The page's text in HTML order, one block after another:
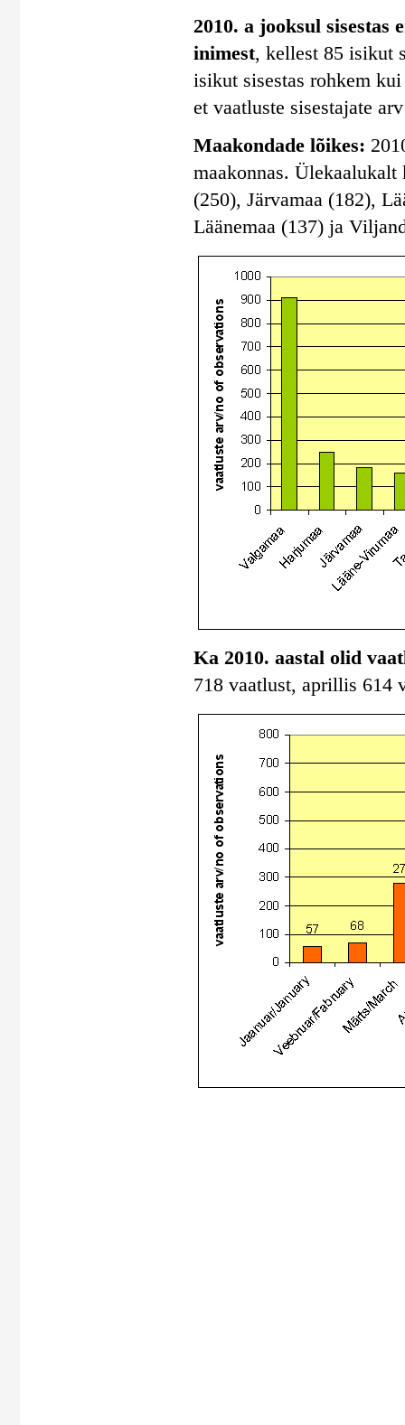
2010. a jooksul sisestas
inimest, kellest 85 isikut
isikut sisestas rohkem
et vaatluste sisestajate
Maakondade lõikes:
maakonnas.
(250), Järvamaa (182),
Läänemaa (137) ja
Ka 2010. aastal olid
718 vaatlust, aprillis 614